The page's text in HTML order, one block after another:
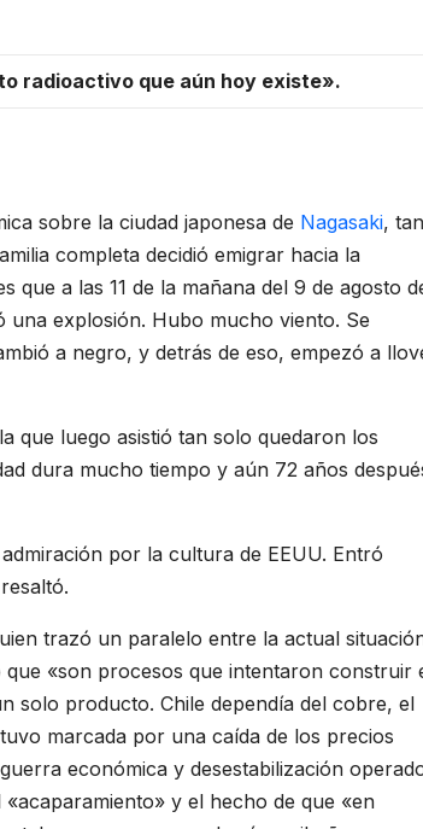
radioactivo que aún hoy existe».
sobre la ciudad japonesa de Nagasaki, tan
completa decidió emigrar hacia la
a las 11 de la mañana del 9 de agosto
una explosión. Hubo mucho viento. Se
a negro, y detrás de eso, empezó a
que luego asistió tan solo quedaron los
dura mucho tiempo y aún 72 años
por la cultura de EEUU. Entró
trazó un paralelo entre la actual
«son procesos que intentaron construir
solo producto. Chile dependía del cobre, el
marcada por una caída de los precios
económica y desestabilización
y el hecho de que «en